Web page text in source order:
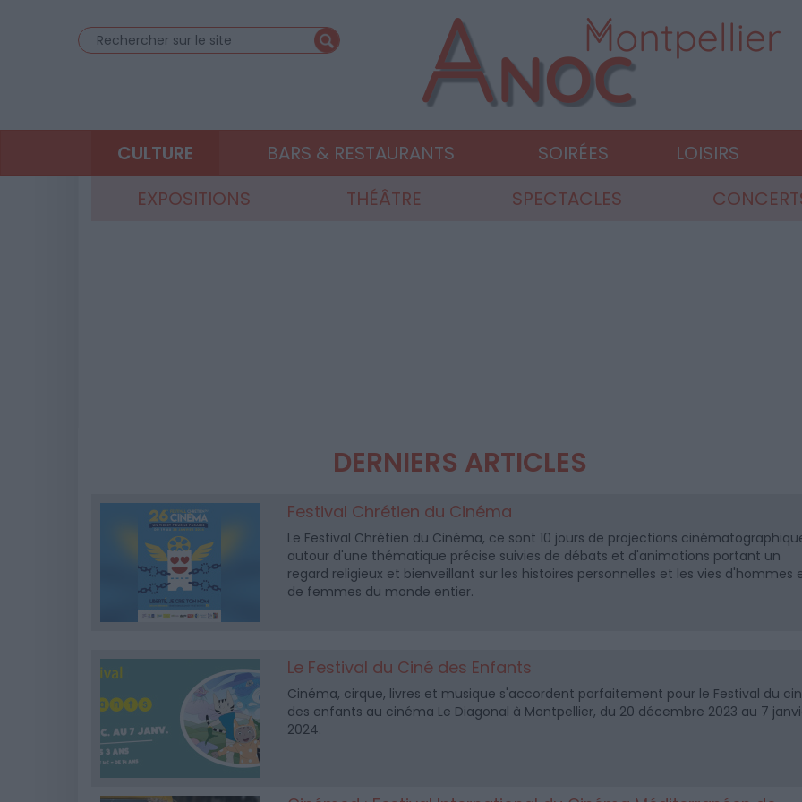
CULTURE BARS & RESTAURANTS SOIRÉES
LOISIRS
EXPOSITIONS
THÉÂTRE SPECTACLES
DERNIERS ARTICLES
Festival Chrétien du Cinéma
Le Festival Chrétien du Cinéma, ce sont 10 jours de projections
autour d'une thématique précise suivies de débats et d'animations portant un
regard religieux et bienveillant sur les histoires personnelles et les vies d'hommes
de femmes du monde entier.
Le Festival du Ciné des Enfants
Cinéma, cirque, livres et musique s'accordent parfaitement pour le Festival du
des enfants au cinéma Le Diagonal à Montpellier, du 20 décembre 2023 au 7
2024.